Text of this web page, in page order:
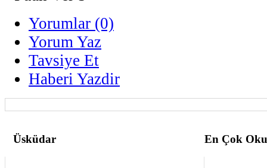
Yorumlar (0)
Yorum Yaz
Tavsiye Et
Haberi Yazdir
Üsküdar En Çok